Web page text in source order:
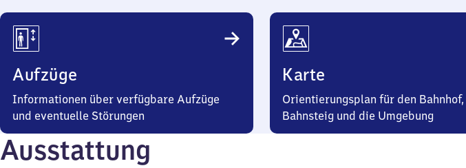
Aufzüge
Informationen über verfügbare Aufzüge
und eventuelle Störungen
Karte
Orientierungsplan für den Bahnhof,
Bahnsteig und die Umgebung
Ausstattung